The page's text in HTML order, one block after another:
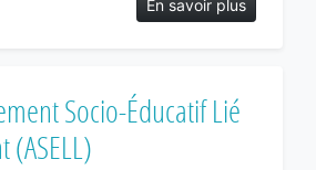
En savoir plus
Socio-Éducatif Lié
(ASELL)